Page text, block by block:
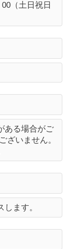
（土日祝日
ある場合がご
ざいません。
ます。